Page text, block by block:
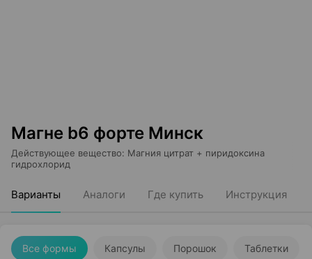
Магне b6 форте Минск
Действующее вещество: Магния цитрат + пиридоксина
гидрохлорид
Варианты Аналоги Где купить Инструкция
Все формы Капсулы Порошок Таблетки